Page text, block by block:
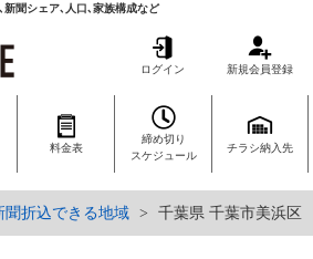
聞シェア､人口､家族構成など
ログイン 新規会員登録
料金表
締め切り
スケジュール
チラシ納入先
聞折込できる地域 千葉県 千葉市美浜区